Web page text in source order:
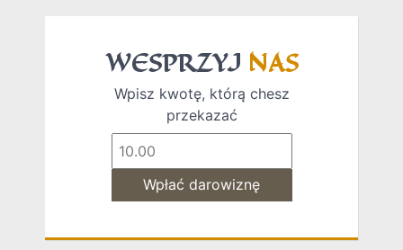
WESPRZYJ NAS
Wpisz kwotę, którą chesz
przekazać